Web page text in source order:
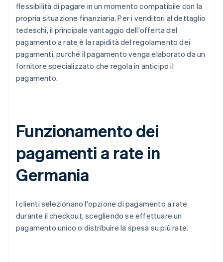
flessibilità di pagare in un momento compatibile con la
propria situazione finanziaria. Per i venditori al dettaglio
tedeschi, il principale vantaggio dell'offerta del
pagamento a rate è la rapidità del regolamento dei
pagamenti, purché il pagamento venga elaborato da un
fornitore specializzato che regola in anticipo il
pagamento.
Funzionamento dei
pagamenti a rate in
Germania
I clienti selezionano l'opzione di pagamento a rate
durante il checkout, scegliendo se effettuare un
pagamento unico o distribuire la spesa su più rate.